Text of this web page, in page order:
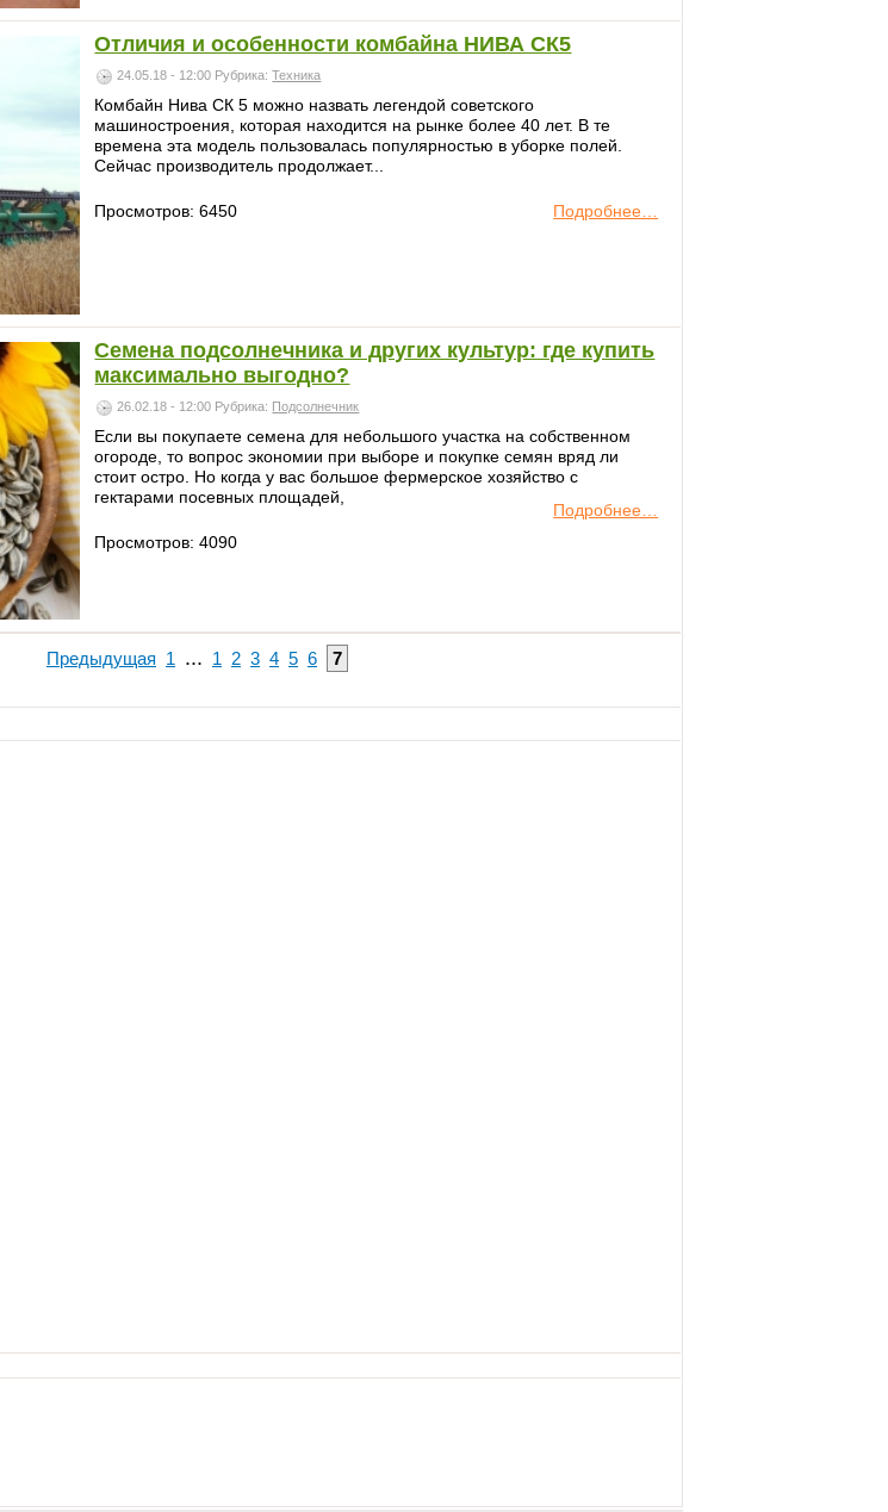
Отличия и особенности комбайна НИВА СК5
24.05.18 - 12:00 Рубрика:Техника
Комбайн Нива СК 5 можно назвать легендой советского
машиностроения, которая находится на рынке более 40 лет. В те
времена эта модель пользовалась популярностью в уборке полей.
Сейчас производитель продолжает...
Подробнее…
Просмотров: 6450
Семена подсолнечника и других культур: где купить
максимально выгодно?
26.02.18 - 12:00 Рубрика: Подсолнечник
Если вы покупаете семена для небольшого участка на собственном
огороде, то вопрос экономии при выборе и покупке семян вряд ли
стоит остро. Но когда у вас большое фермерское хозяйство с
гектарами посевных площадей,
Подробнее…
Просмотров: 4090
Предыдущая 1 ... 1 2 3 4 5 6 7